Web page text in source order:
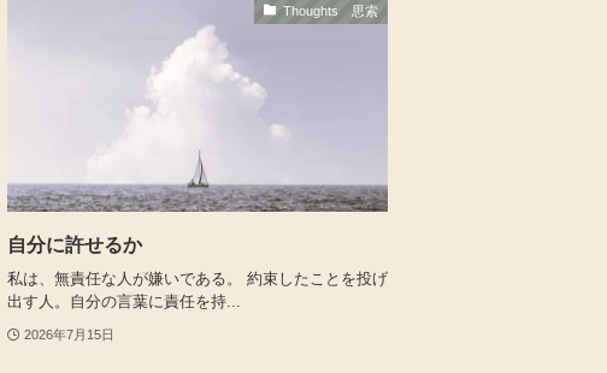
Thoughts 思索
自分に許せるか
私は、無責任な人が嫌いである。 約束したことを投げ
出す人。自分の言葉に責任を持...
2026年7月15日